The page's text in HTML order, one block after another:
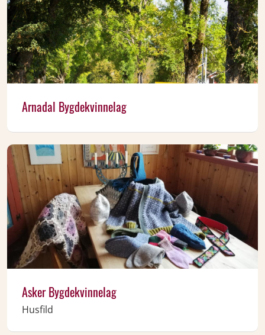
Arnadal Bygdekvinnelag
Asker Bygdekvinnelag
Husfild